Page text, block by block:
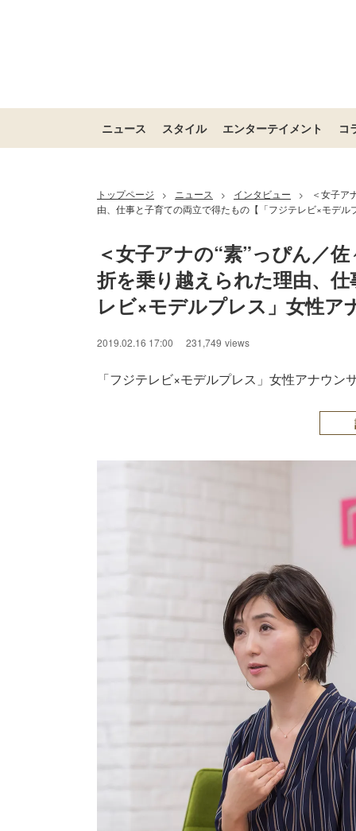
ニュース スタイル エンターテイメント コ
トップページ > ニュース > インタビュー >
＜女子ア
由、仕事と子育ての両立で得たもの【「フジテレビ×モデ
＜女子アナの“素”っぴん／
折を乗り越えられた理由、
レビ×モデルプレス」女性ア
2019.02.16 17:00 231,749 views
「フジテレビ×モデルプレス」女性アナウ